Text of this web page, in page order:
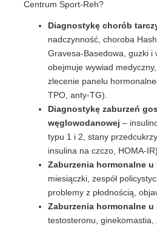
Centrum Sport-Reh?
Diagnostykę chorób
nadczynność, choroba
Gravesa-Basedowa, guzki i
obejmuje wywiad
zlecenie panelu
TPO, anty-TG).
Diagnostykę zaburzeń
węglowodanowej –
typu 1 i 2, stany
insulina na czczo, HOMA-IR).
Zaburzenia hormonalne u
miesiączki, zespół
problemy z płodnością,
Zaburzenia hormonalne u
testosteronu, ginekomastia,